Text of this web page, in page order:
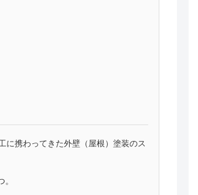
に携わってきた外壁（屋根）塗装のス